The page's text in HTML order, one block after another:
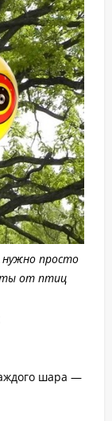
просто
от птиц
шара —